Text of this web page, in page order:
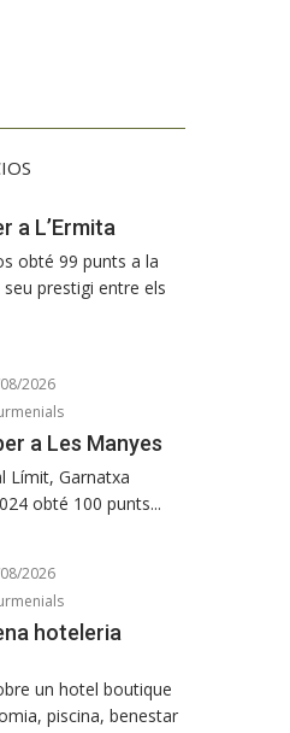
a L’Ermita
obté 99 punts a la
prestigi entre els
2026
a Les Manyes
Límit, Garnatxa
obté 100 punts...
2026
hoteleria
un hotel boutique
piscina, benestar